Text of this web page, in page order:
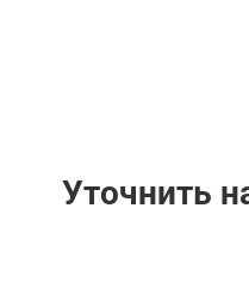
Уточнить